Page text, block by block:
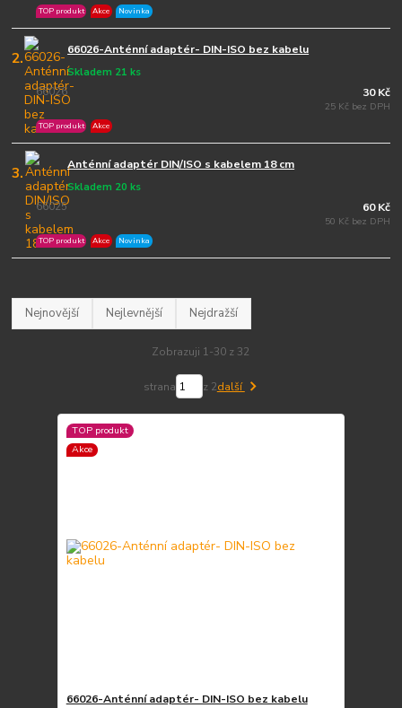
TOP produkt Akce Novinka
2. 66026-Anténní adaptér- DIN-ISO bez kabelu
66026
Skladem 21 ks
TOP produkt Akce
30 Kč
25 Kč bez DPH
3. Anténní adaptér DIN/ISO s kabelem 18 cm
66025
Skladem 20 ks
TOP produkt Akce Novinka
60 Kč
50 Kč bez DPH
Nejnovější Nejlevnější Nejdražší
Zobrazuji 1-30 z 32
strana z 2další
TOP produkt
Akce
66026-Anténní adaptér- DIN-ISO bez kabelu